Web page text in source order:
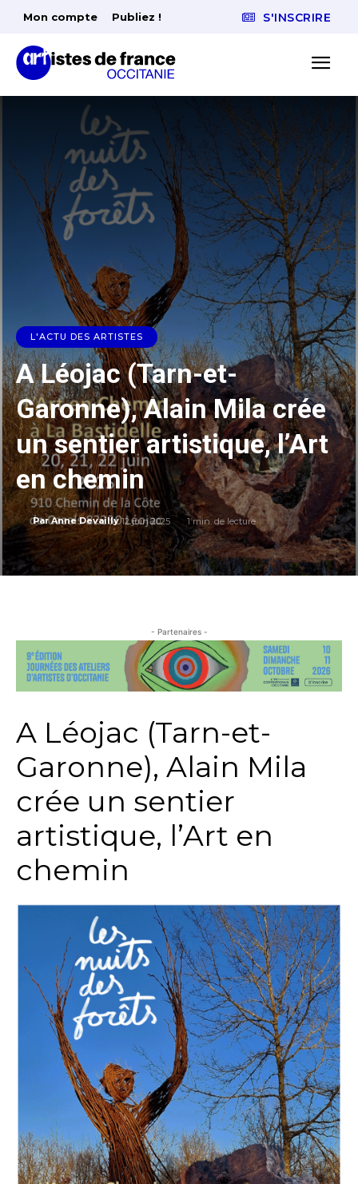
Mon compte Publiez ! S'INSCRIRE
L'ACTU DES ARTISTES
A Léojac (Tarn-et-
Garonne), Alain Mila crée
un sentier artistique, l’Art
en chemin
Par Anne Devailly 12 juin 2025 1min. de lecture
- Partenaires -
A Léojac (Tarn-et-
Garonne), Alain Mila
crée un sentier
artistique, l’Art en
chemin